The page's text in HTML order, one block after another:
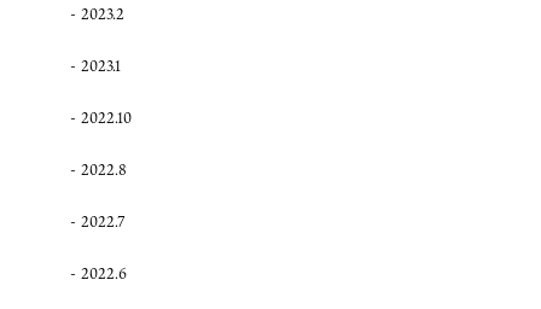
2023.2
2023.1
2022.10
2022.8
2022.7
2022.6